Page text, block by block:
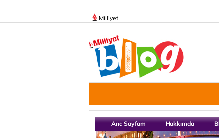
Milliyet
Ana Sayfam Hakkımda